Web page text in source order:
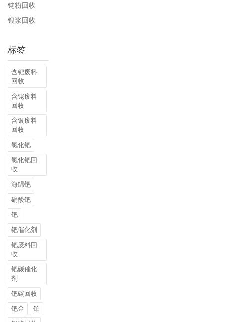
铑粉回收
银浆回收
标签
含钯废料
回收
含铑废料
回收
含银废料
回收
氯化钯
氯化钯回
收
海绵钯
硝酸钯
钯
钯催化剂
钯废料回
收
钯碳催化
剂
钯碳回收
钯金
铂